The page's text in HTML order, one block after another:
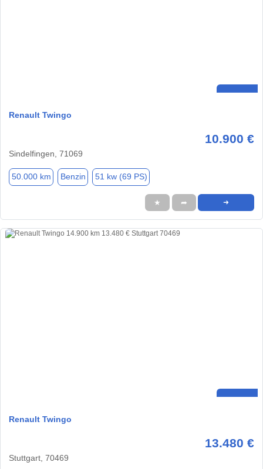
Renault Twingo
10.900 €
Sindelfingen, 71069
50.000 km Benzin 51 kw (69 PS)
★ ➦ ➜
Renault Twingo
13.480 €
Stuttgart, 70469